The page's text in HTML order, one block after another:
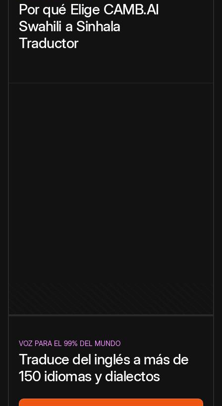
Por qué Elige CAMB.AI
Swahili a Sinhala
Traductor
VOZ PARA EL 99% DEL MUNDO
Traduce del inglés a más de
150 idiomas y dialectos